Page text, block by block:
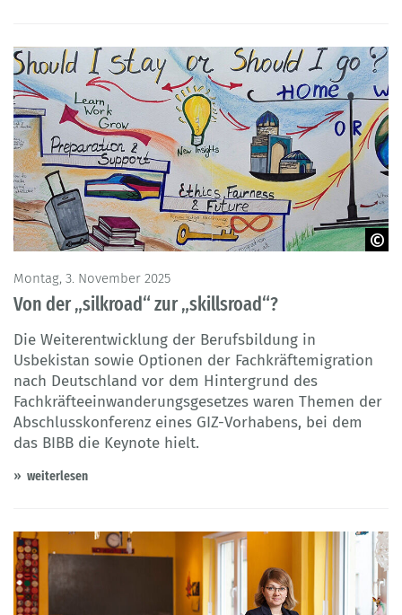
Montag, 3. November 2025
Von der „silkroad“ zur „skillsroad“?
Die Weiterentwicklung der Berufsbildung in
Usbekistan sowie Optionen der Fachkräftemigration
nach Deutschland vor dem Hintergrund des
Fachkräfteeinwanderungsgesetzes waren Themen der
Abschlusskonferenz eines GIZ-Vorhabens, bei dem
das BIBB die Keynote hielt.
weiterlesen